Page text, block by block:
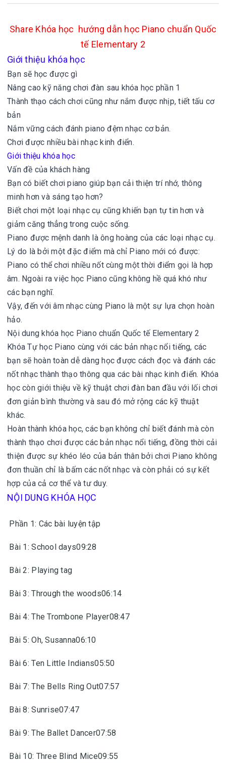
Share Khóa học hướng dẫn học Piano chuẩn Quốc
tế Elementary 2
Giới thiệu khóa học
Bạn sẽ học được gì
Nâng cao kỹ năng chơi đàn sau khóa học phần 1
Thành thạo cách chơi cũng như nắm được nhịp, tiết tấu cơ
bản
Nắm vững cách đánh piano đệm nhạc cơ bản.
Chơi được nhiều bài nhạc kinh điển.
Giới thiệu khóa học
Vấn đề của khách hàng
Bạn có biết chơi piano giúp bạn cải thiện trí nhớ, thông
minh hơn và sáng tạo hơn?
Biết chơi một loại nhạc cụ cũng khiến bạn tự tin hơn và
giảm căng thẳng trong cuộc sống.
Piano được mệnh danh là ông hoàng của các loại nhạc cụ.
Lý do là bởi một đặc điểm mà chỉ Piano mới có được:
Piano có thể chơi nhiều nốt cùng một thời điểm gọi là hợp
âm. Ngoài ra việc học Piano cũng không hề quá khó như
các bạn nghĩ.
Vậy, đến với âm nhạc cùng Piano là một sự lựa chọn hoàn
hảo.
Nội dung khóa học Piano chuẩn Quốc tế Elementary 2
Khóa Tự học Piano cùng với các bản nhạc nổi tiếng, các
bạn sẽ hoàn toàn dễ dàng học được cách đọc và đánh các
nốt nhạc thành thạo thông qua các bài nhạc kinh điển. Khóa
học còn giới thiệu về kỹ thuật chơi đàn ban đầu với lối chơi
đơn giản bình thường và sau đó mở rộng các kỹ thuật
khác.
Hoàn thành khóa học, các bạn không chỉ biết đánh mà còn
thành thạo chơi được các bản nhạc nổi tiếng, đồng thời cải
thiện được sự khéo léo của bản thân bởi chơi Piano không
đơn thuần chỉ là bấm các nốt nhạc và còn phải có sự kết
hợp của cả cơ thể và tư duy.
NỘI DUNG KHÓA HỌC
Phần 1: Các bài luyện tập
Bài 1: School days09:28
Bài 2: Playing tag
Bài 3: Through the woods06:14
Bài 4: The Trombone Player08:47
Bài 5: Oh, Susanna06:10
Bài 6: Ten Little Indians05:50
Bài 7: The Bells Ring Out07:57
Bài 8: Sunrise07:47
Bài 9: The Ballet Dancer07:58
Bài 10: Three Blind Mice09:55